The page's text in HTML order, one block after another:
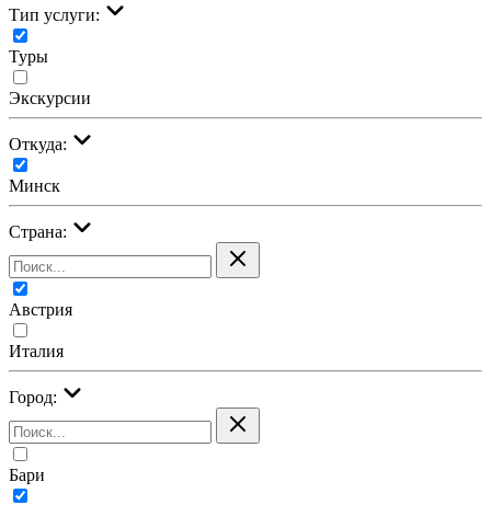
Тип услуги:
Туры
Экскурсии
Откуда:
Минск
Страна:
Австрия
Италия
Город:
Бари